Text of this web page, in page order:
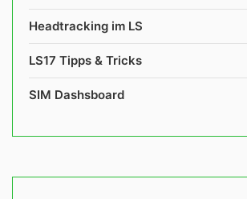
Headtracking im LS
LS17 Tipps & Tricks
SIM Dashsboard